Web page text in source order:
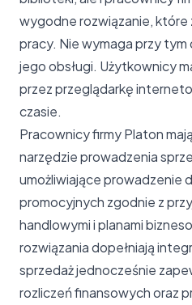
wygodne rozwiązanie, które
pracy. Nie wymaga przy tym
jego obsługi. Użytkownicy
przez przeglądarkę
czasie.
Pracownicy firmy Platon
narzędzie prowadzenia
umożliwiające prowadzenie
promocyjnych zgodnie z
handlowymi i planami
rozwiązania dopełniają
sprzedaż jednocześnie
rozliczeń finansowych oraz